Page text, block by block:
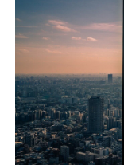
運営会社
ファミリー
関連書籍
メールマガ
よくある質問